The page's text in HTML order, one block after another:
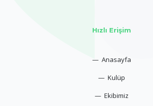
Hızlı Erişim
— Anasayfa
— Kulüp
— Ekibimiz